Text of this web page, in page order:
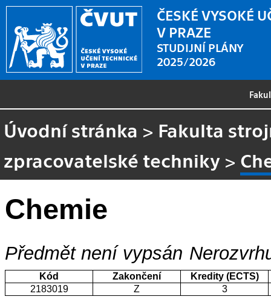
ČESKÉ VYSOKÉ
V PRAZE
STUDIJNÍ PLÁNY
2025/2026
Úvodní stránka > Fakulta
zpracovatelské techniky >
Chemie
Předmět není vypsán
Kód Zakončení
Kredity (ECTS)
2183019
Z 3